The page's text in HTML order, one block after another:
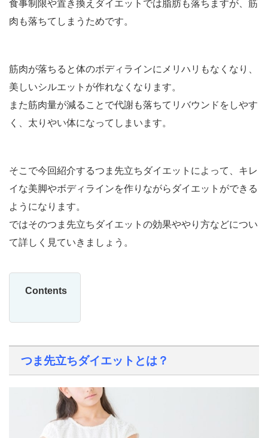
食事制限や置き換えダイエットでは脂肪も落ちますが、筋
肉も落ちてしまうためです。
筋肉が落ちると体のボディラインにメリハリもなくなり、
美しいシルエットが作れなくなります。
また筋肉量が減ることで代謝も落ちてリバウンドをしやす
く、太りやい体になってしまいます。
そこで今回紹介するつま先立ちダイエットによって、キレ
イな美脚やボディラインを作りながらダイエットができる
ようになります。
ではそのつま先立ちダイエットの効果ややり方などについ
て詳しく見ていきましょう。
Contents
つま先立ちダイエットとは？